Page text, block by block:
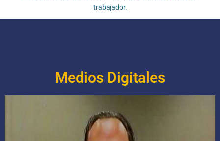
trabajador.
Medios Digitales